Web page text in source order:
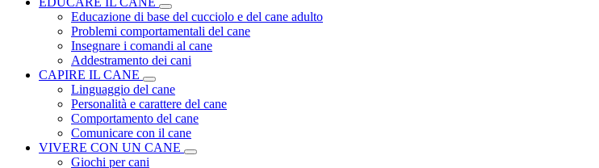
Educazione di base del cucciolo e del cane adulto
Problemi comportamentali del cane
Insegnare i comandi al cane
Addestramento dei cani
CAPIRE IL CANE
Linguaggio del cane
Personalità e carattere del cane
Comportamento del cane
Comunicare con il cane
VIVERE CON UN CANE
Giochi per cani